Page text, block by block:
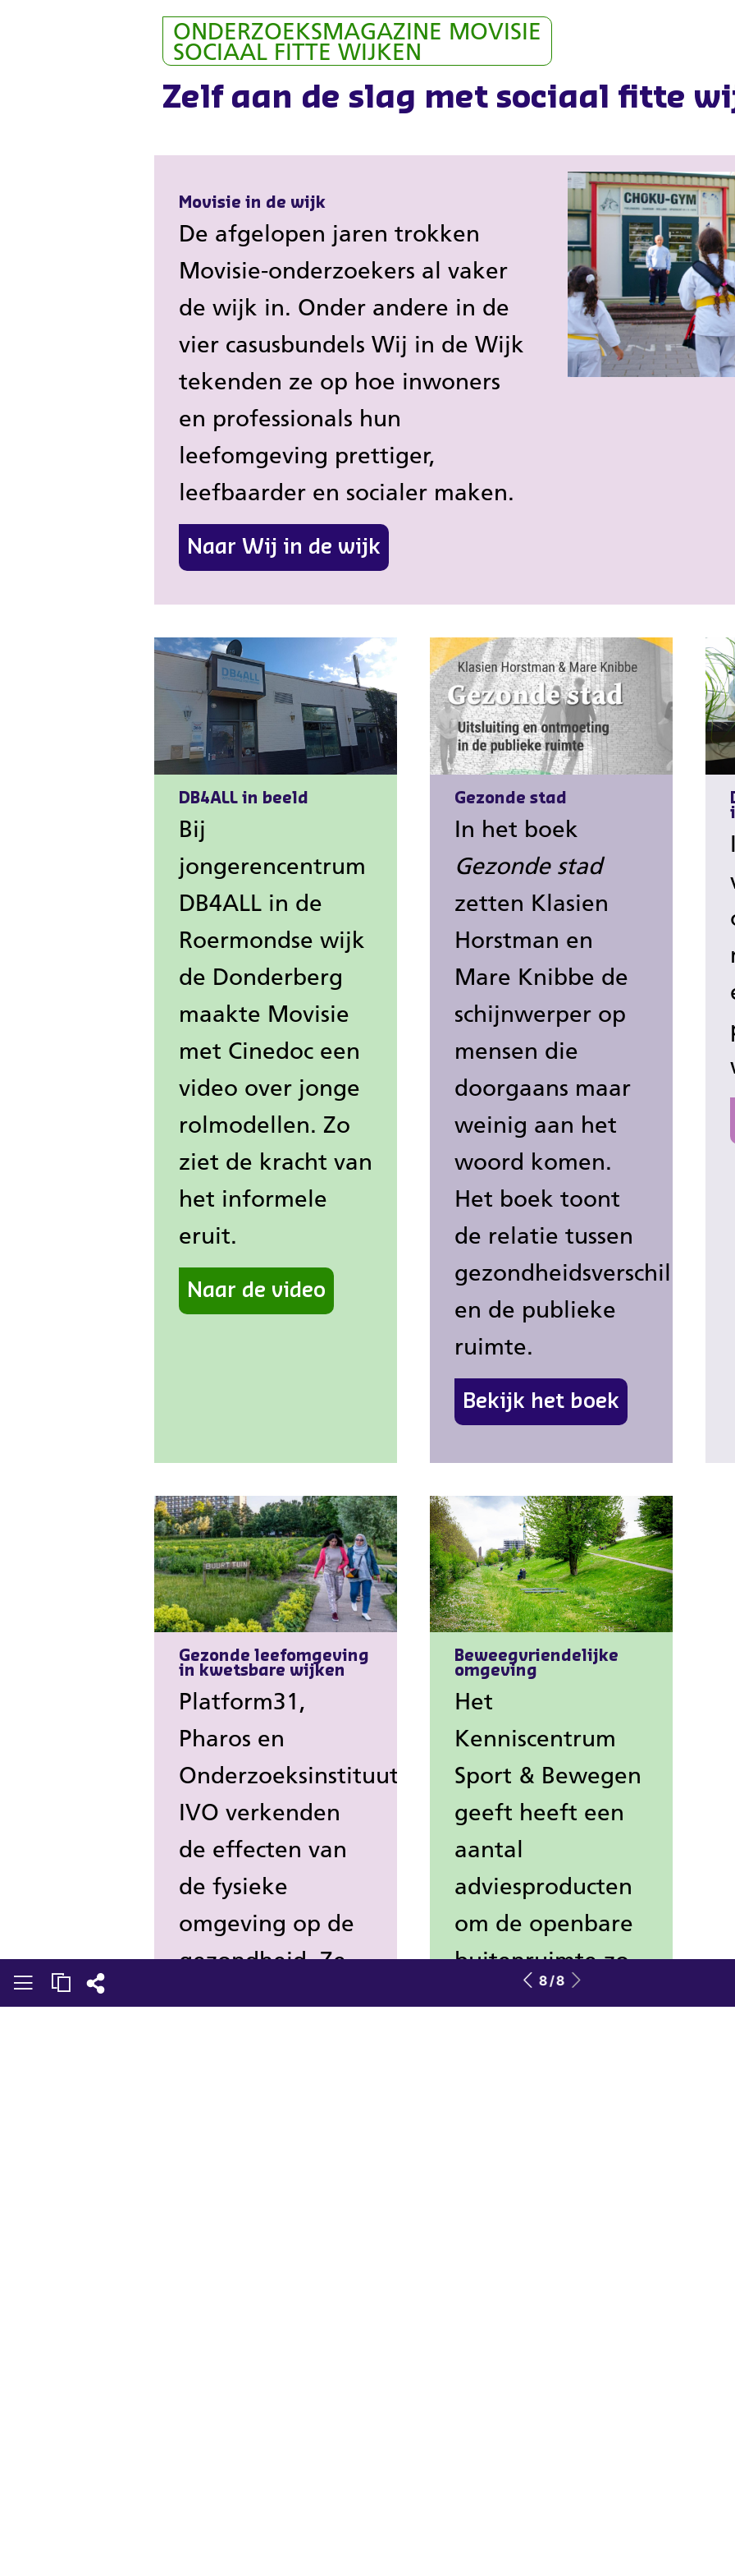
ONDERZOEKSMAGAZINE MOVISIE
SOCIAAL FITTE WIJKEN
Zelf aan de slag met sociaal fitte
Movisie in de wijk
De afgelopen jaren trokken
Movisie-onderzoekers al vaker
de wijk in. Onder andere in de
vier casusbundels Wij in de Wijk
tekenden ze op hoe inwoners
en professionals hun
leefomgeving prettiger,
leefbaarder en socialer maken.
Naar Wij in de wijk
DB4ALL in beeld
Bij
jongerencentrum
DB4ALL in de
Roermondse wijk
de Donderberg
maakte Movisie
met Cinedoc een
video over jonge
rolmodellen. Zo
ziet de kracht van
het informele
eruit.
Naar de video
Gezonde stad
In het boek
Gezonde stad
zetten Klasien
Horstman en
Mare Knibbe de
schijnwerper op
mensen die
doorgaans maar
weinig aan het
woord komen.
Het boek toont
de relatie tussen
gezondheidsverschillen
en de publieke
ruimte.
Bekijk het boek
Gezonde leefomgeving
in kwetsbare wijken
Platform31,
Pharos en
Onderzoeksinstituut
IVO verkenden
de effecten van
de fysieke
omgeving op de
gezondheid. Ze
Beweegvriendelijke
omgeving
Het
Kenniscentrum
Sport & Bewegen
geeft heeft een
aantal
adviesproducten
om de openbare
buitenruimte zo
uitnodigend,
8 / 8